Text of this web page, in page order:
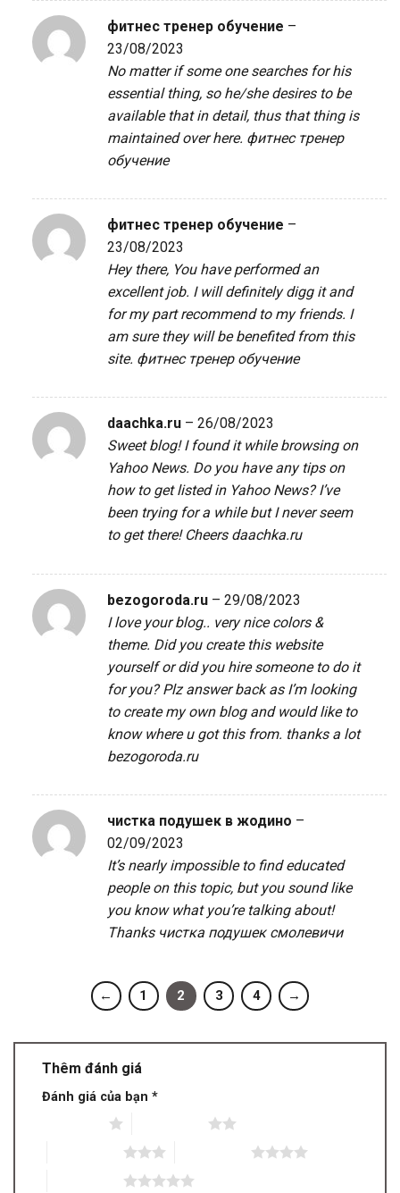
фитнес тренер обучение –
23/08/2023
No matter if some one searches for his
essential thing, so he/she desires to be
available that in detail, thus that thing is
maintained over here. фитнес тренер
обучение
фитнес тренер обучение –
23/08/2023
Hey there, You have performed an
excellent job. I will definitely digg it and
for my part recommend to my friends. I
am sure they will be benefited from this
site. фитнес тренер обучение
daachka.ru – 26/08/2023
Sweet blog! I found it while browsing on
Yahoo News. Do you have any tips on
how to get listed in Yahoo News? I’ve
been trying for a while but I never seem
to get there! Cheers daachka.ru
bezogoroda.ru – 29/08/2023
I love your blog.. very nice colors &
theme. Did you create this website
yourself or did you hire someone to do it
for you? Plz answer back as I’m looking
to create my own blog and would like to
know where u got this from. thanks a lot
bezogoroda.ru
чистка подушек в жодино –
02/09/2023
It’s nearly impossible to find educated
people on this topic, but you sound like
you know what you’re talking about!
Thanks чистка подушек смолевичи
← 1 2 3 4 →
Thêm đánh giá
Đánh giá của bạn *